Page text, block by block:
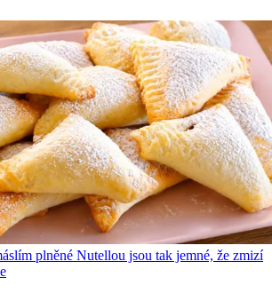
plněné Nutellou jsou tak jemné, že zmizí